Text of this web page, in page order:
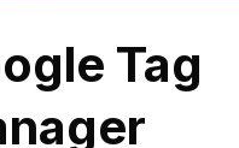
Tag